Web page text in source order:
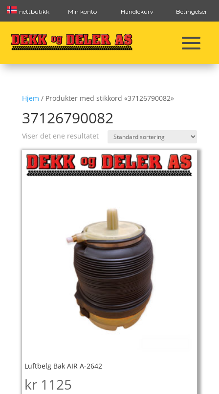
nettbutikk Min konto Handlekurv Betingelser
Hjem / Produkter med stikkord «37126790082»
37126790082
Viser det ene resultatet
Luftbelg Bak AIR A-2642
kr 1125